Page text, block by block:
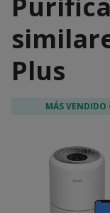
Plus
MÁS VENDIDO